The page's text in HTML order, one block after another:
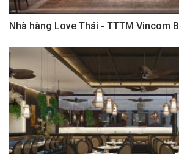
Nhà hàng Love Thái - TTTM Vincom